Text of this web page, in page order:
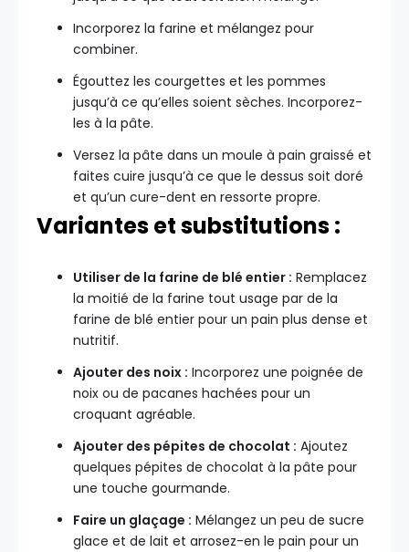
Incorporez la farine et mélangez pour
combiner.
Égouttez les courgettes et les pommes
jusqu’à ce qu’elles soient sèches. Incorporez-
les à la pâte.
Versez la pâte dans un moule à pain graissé et
faites cuire jusqu’à ce que le dessus soit doré
et qu’un cure-dent en ressorte propre.
Variantes et substitutions :
Utiliser de la farine de blé entier : Remplacez
la moitié de la farine tout usage par de la
farine de blé entier pour un pain plus dense et
nutritif.
Ajouter des noix : Incorporez une poignée de
noix ou de pacanes hachées pour un
croquant agréable.
Ajouter des pépites de chocolat : Ajoutez
quelques pépites de chocolat à la pâte pour
une touche gourmande.
Faire un glaçage : Mélangez un peu de sucre
glace et de lait et arrosez-en le pain pour un